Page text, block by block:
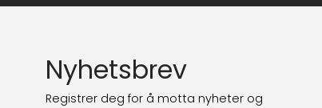
Nyhetsbrev
Registrer deg for å motta nyheter og